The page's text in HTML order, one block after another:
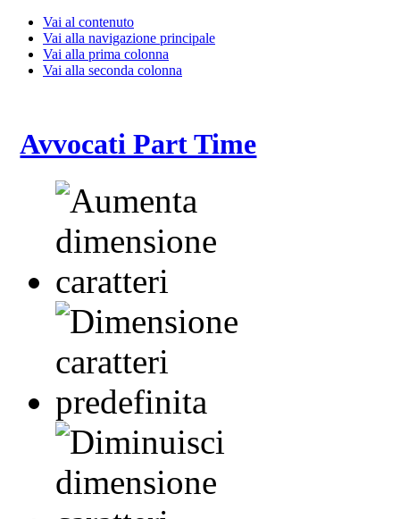
Vai al contenuto
Vai alla navigazione principale
Vai alla prima colonna
Vai alla seconda colonna
Avvocati Part Time